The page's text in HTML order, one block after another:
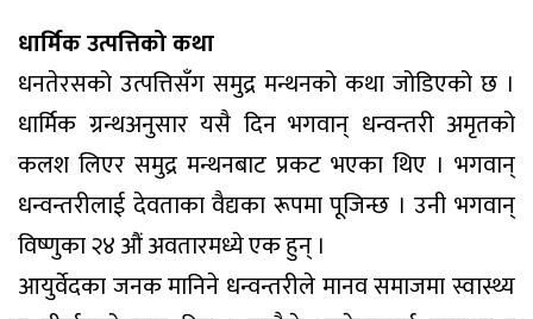
धार्मिक उत्पत्तिको कथा
धनतेरसको उत्पत्तिसँग समुद्र मन्थनको कथा जोडिएको छ ।
धार्मिक ग्रन्थअनुसार यसै दिन भगवान् धन्वन्तरी अमृतको
कलश लिएर समुद्र मन्थनबाट प्रकट भएका थिए । भगवान्
धन्वन्तरीलाई देवताका वैद्यका रूपमा पूजिन्छ । उनी भगवान्
विष्णुका २४ औं अवतारमध्ये एक हुन् ।
आयुर्वेदका जनक मानिने धन्वन्तरीले मानव समाजमा स्वास्थ्य